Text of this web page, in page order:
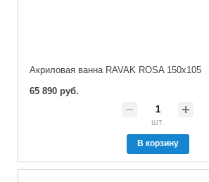
Акриловая ванна RAVAK ROSA 150x105
65 890 руб.
шт.
В корзину